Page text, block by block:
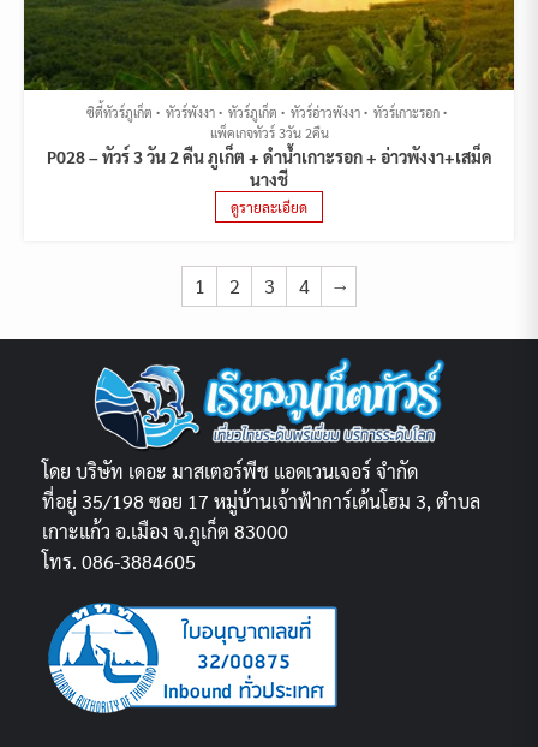
ซิตี้ทัวร์ภูเก็ต ทัวร์พังงา ทัวร์ภูเก็ต ทัวร์อ่าวพังงา
ทัวร์เกาะรอก
แพ็คเกจทัวร์ 3วัน 2คืน
P028 – ทัวร์ 3 วัน 2 คืน ภูเก็ต + ดำน้ำเกาะรอก + อ่าวพังงา+เสม็ด
นางชี
ดูรายละเอียด
1 2 3 4 →
โดย บริษัท เดอะ มาสเตอร์พีช แอดเวนเจอร์ จำกัด
ที่อยู่ 35/198 ซอย 17 หมู่บ้านเจ้าฟ้าการ์เด้นโฮม 3, ตำบล
เกาะแก้ว อ.เมือง จ.ภูเก็ต 83000
โทร. 086-3884605